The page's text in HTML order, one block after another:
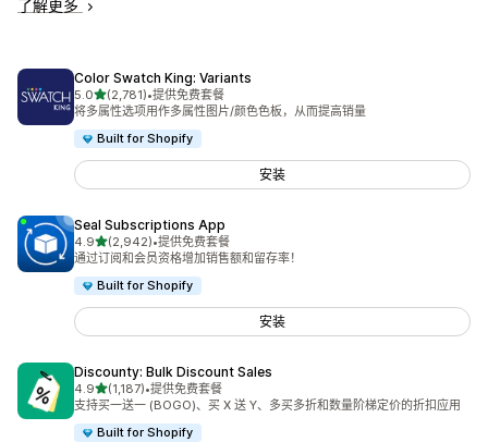
了解更多
Color Swatch King: Variants
5.0星（满分 5 星）
(2,781)
总共 2781 条评论
•提供免费套餐
将多属性选项用作多属性图片/颜色色板，从而提高销量
Built for Shopify
安装
Seal Subscriptions App
4.9星（满分 5 星）
(2,942)
总共 2942 条评论
•提供免费套餐
通过订阅和会员资格增加销售额和留存率！
Built for Shopify
安装
Discounty: Bulk Discount Sales
4.9星（满分 5 星）
(1,187)
总共 1187 条评论
•提供免费套餐
支持买一送一 (BOGO)、买 X 送 Y、多买多折和数量阶梯定价的折扣应用
Built for Shopify